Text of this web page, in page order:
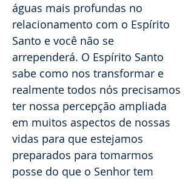
águas mais profundas no
relacionamento com o Espírito
Santo e você não se
arrependerá. O Espírito Santo
sabe como nos transformar e
realmente todos nós precisamos
ter nossa percepção ampliada
em muitos aspectos de nossas
vidas para que estejamos
preparados para tomarmos
posse do que o Senhor tem